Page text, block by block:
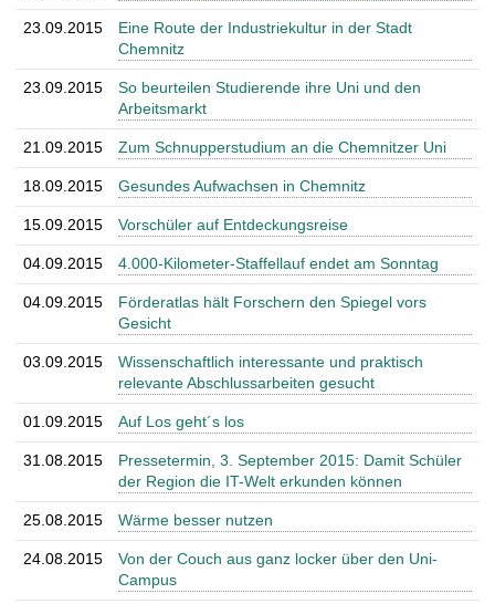
23.09.2015
Eine Route der Industriekultur in der Stadt
Chemnitz
23.09.2015
So beurteilen Studierende ihre Uni und den
Arbeitsmarkt
21.09.2015 Zum Schnupperstudium an die Chemnitzer Uni
18.09.2015 Gesundes Aufwachsen in Chemnitz
15.09.2015 Vorschüler auf Entdeckungsreise
04.09.2015 4.000-Kilometer-Staffellauf endet am Sonntag
04.09.2015
Förderatlas hält Forschern den Spiegel vors
Gesicht
03.09.2015
Wissenschaftlich interessante und praktisch
relevante Abschlussarbeiten gesucht
01.09.2015 Auf Los geht´s los
31.08.2015
Pressetermin, 3. September 2015: Damit Schüler
der Region die IT-Welt erkunden können
25.08.2015 Wärme besser nutzen
24.08.2015
Von der Couch aus ganz locker über den Uni-
Campus